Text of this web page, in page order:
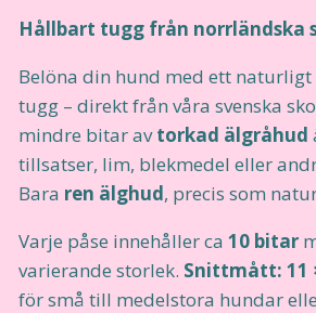
Hållbart tugg från norrländska
Belöna din hund med ett
tugg – direkt från våra svenska
mindre bitar avtorkad älgråhud
tillsatser, lim, blekmedel eller
Bara ren älghud, precis som
Varje påse innehåller ca 10 bitar
varierande storlek. Snittmått: 11
för små till medelstora hundar